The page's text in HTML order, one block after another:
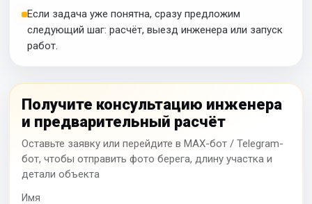
Если задача уже понятна, сразу предложим
следующий шаг: расчёт, выезд инженера или запуск
работ.
Получите консультацию инженера
и предварительный расчёт
Оставьте заявку или перейдите в MAX-бот / Telegram-
бот, чтобы отправить фото берега, длину участка и
детали объекта
Имя